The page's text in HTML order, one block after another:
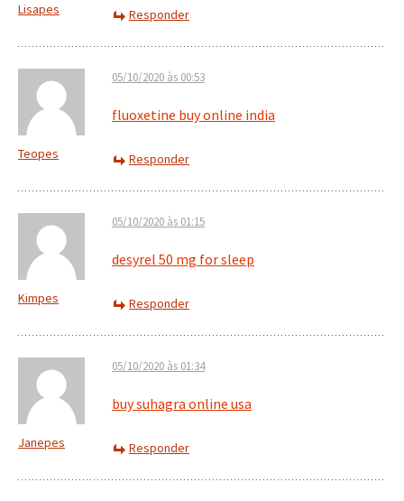
Lisapes Responder
Teopes
05/10/2020 às 00:53
fluoxetine buy online india
Responder
Kimpes
05/10/2020 às 01:15
desyrel 50 mg for sleep
Responder
Janepes
05/10/2020 às 01:34
buy suhagra online usa
Responder